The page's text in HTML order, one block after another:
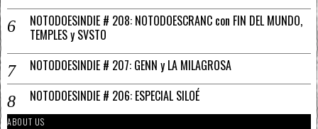
NOTODOESINDIE # 208: NOTODOESCRANC con FIN DEL MUNDO,
TEMPLES y SVSTO
NOTODOESINDIE # 207: GENN y LA MILAGROSA
NOTODOESINDIE # 206: ESPECIAL SILOÉ
ABOUT US